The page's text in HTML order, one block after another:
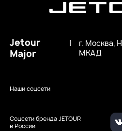
Соцсети бренда JETOUR
в России
Наши соцсети
Jetour
Major
|
г. Москва,
МКАД